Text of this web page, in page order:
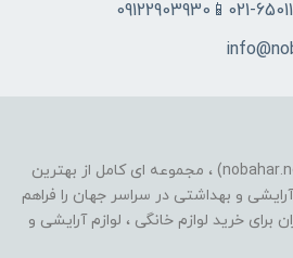
فروشگاه اینترنتی نوبهار (nobahar.net) ، مجموعه ای کامل از بهترین
آرایشی و بهداشتی در سراسر جهان را فراهم
برای خرید لوازم خانگی ، لوازم آرایشی و